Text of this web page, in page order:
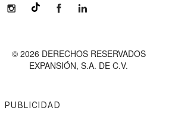
PUBLICIDAD
expansionmxexpansionmx ExpansionMex
© 2026 DERECHOS RESERVADOS
EXPANSIÓN, S.A. DE C.V.